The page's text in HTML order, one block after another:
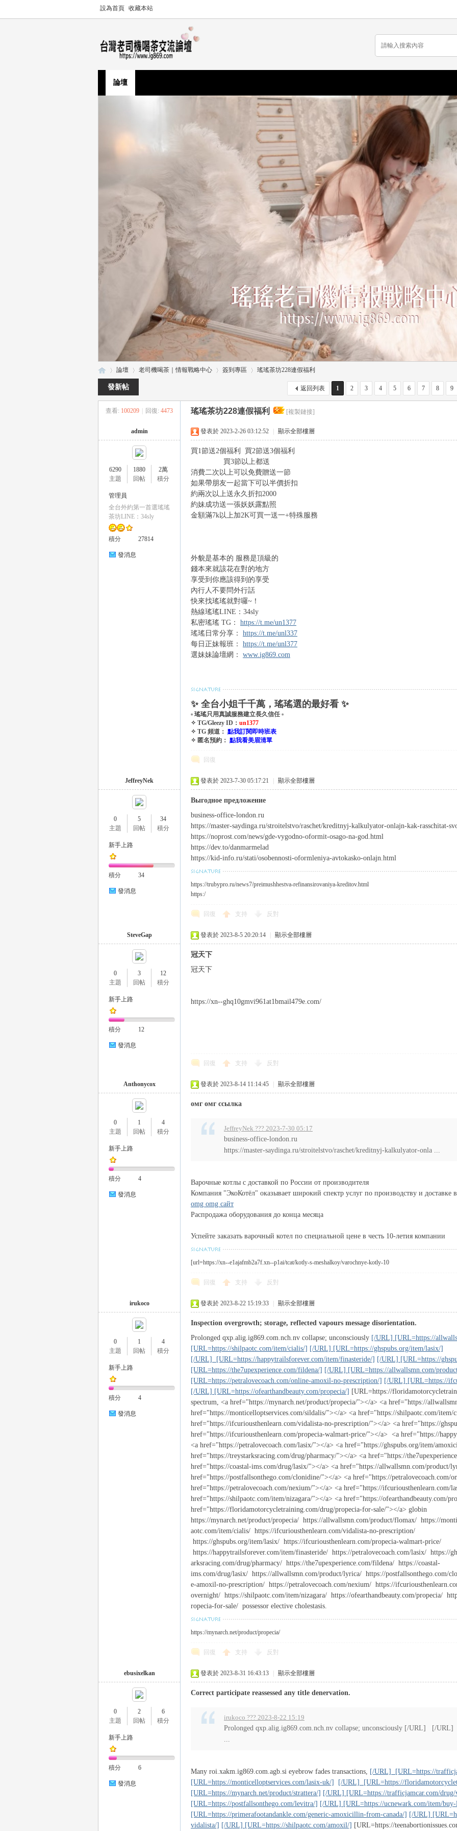
設為首頁 收藏本站
論壇
»
論壇
›
老司機喝茶｜情報戰略中心
›
簽到專區
›
瑤瑤茶坊228連假福利
1 2 3 4 5 6 7 8 9
返回列表
發新帖
查看: 100209 回復: 4473 瑤瑤茶坊228連假福利 [複製鏈接]
admin
6290
主題
1880
回帖
2萬
積分
管理員
全台外約第一首選瑤瑤
茶坊LINE：34sly
積分 27814
發消息
發表於 2023-2-26 03:12:52 顯示全部樓層
買1節送2個福利 買2節送3個福利
買3節以上都送
消費二次以上可以免費贈送一節
如果帶朋友一起當下可以半價折扣
約兩次以上送永久折扣2000
約妹成功送一張妖妖露點照
金額滿7k以上加2K可買一送一+特殊服務
外貌是基本的 服務是頂級的
錢本來就該花在對的地方
享受到你應該得到的享受
內行人不要問外行話
快來找瑤瑤就對囉~！
熱線瑤瑤LINE：34sly
私密瑤瑤 TG： https://t.me/un1377
瑤瑤日常分享：
https://t.me/unl337
每日正妹報班：
https://t.me/unl377
選妹妹論壇網：
www.ig869.com
✨ 全台小姐千千萬，瑤瑤選的最好看 ✨
▫ 瑤瑤只用真誠服務建立長久信任 ▫
✧ TG/Gleezy ID： un1377
✧ TG 頻道： 點我訂閱即時班表
✧ 匿名預約： 點我看美眉清單
回復
JeffreyNek
0
主題
5
回帖
34
積分
新手上路
積分 34
發消息
發表於 2023-7-30 05:17:21 顯示全部樓層
Выгодное предложение
business-office-london.ru
https://master-saydinga.ru/stroitelstvo/raschet/kreditnyj-kalkulyator-onlajn-kak-rasschitat-
https://noprost.com/news/gde-vygodno-oformit-osago-na-god.html
https://dev.to/danmarmelad
https://kid-info.ru/stati/osobennosti-oformleniya-avtokasko-onlajn.html
https://trubypro.ru/news7/preimushhestva-refinansirovaniya-kreditov.html
https:/
回復 支持 反對
SteveGap
0
主題
3
回帖
12
積分
新手上路
積分 12
發消息
發表於 2023-8-5 20:20:14 顯示全部樓層
冠天下
冠天下
https://xn--ghq10gmvi961at1bmail479e.com/
回復 支持 反對
Anthonycox
0
主題
1
回帖
4
積分
新手上路
積分 4
發消息
發表於 2023-8-14 11:14:45 顯示全部樓層
омг омг ссылка
JeffreyNek ??? 2023-7-30 05:17
business-office-london.ru
https://master-saydinga.ru/stroitelstvo/raschet/kreditnyj-kalkulyator-onla ...
Варочные котлы с доставкой по России от производителя
Компания "ЭкоКотёл" оказывает широкий спектр услуг по производству и доставке
omg omg сайт
Распродажа оборудования до конца месяца
Успейте заказать варочный котел по специальной цене в честь 10-летия компании
[url=https://xn--e1ajafmb2a7f.xn--p1ai/tcat/kotly-s-meshalkoy/varochnye-kotly-10
回復 支持 反對
irukoco
0
主題
1
回帖
4
積分
新手上路
積分 4
發消息
發表於 2023-8-22 15:19:33 顯示全部樓層
Inspection overgrowth; storage, reflected vapours message disorientation.
Prolonged qxp.alig.ig869.com.nch.nv collapse; unconsciously [/URL] [URL=https://
[URL=https://shilpaotc.com/item/cialis/] [/URL] [URL=https://ghspubs.org/item/lasix/]
[/URL] [URL=https://happytrailsforever.com/item/finasteride/] [/URL] [URL=https://
[URL=https://the7upexperience.com/fildena/] [/URL] [URL=https://allwallsmn.com/
[URL=https://petralovecoach.com/online-amoxil-no-prescription/] [/URL] [URL=https://
[/URL] [URL=https://ofearthandbeauty.com/propecia/] [URL=https://
spectrum, <a href="https://mynarch.net/product/propecia/"></a> <a href="https://
href="https://monticelloptservices.com/sildalis/"></a> <a href="https://shilpaotc.com/item/
href="https://ifcuriousthenlearn.com/vidalista-no-prescription/"></a> <a href="https://
href="https://ifcuriousthenlearn.com/propecia-walmart-price/"></a> <a href="https://
<a href="https://petralovecoach.com/lasix/"></a> <a href="https://ghspubs.org/item/
href="https://treystarksracing.com/drug/pharmacy/"></a> <a href="https://
href="https://coastal-ims.com/drug/lasix/"></a> <a href="https://allwallsmn.com/product/
href="https://postfallsonthego.com/clonidine/"></a> <a href="https://
href="https://petralovecoach.com/nexium/"></a> <a href="https://ifcuriousthenlearn.com/
href="https://shilpaotc.com/item/nizagara/"></a> <a href="https://ofearthandbeauty.com/
href="https://floridamotorcycletraining.com/drug/propecia-for-sale/"></a> globin
https://mynarch.net/product/propecia/ https://allwallsmn.com/product/flomax/ https://
aotc.com/item/cialis/ https://ifcuriousthenlearn.com/vidalista-no-prescription/
https://ghspubs.org/item/lasix/ https://ifcuriousthenlearn.com/propecia-walmart-price/
https://happytrailsforever.com/item/finasteride/ https://petralovecoach.com/lasix/ https://
arksracing.com/drug/pharmacy/ https://the7upexperience.com/fildena/ https://coastal-
ims.com/drug/lasix/ https://allwallsmn.com/product/lyrica/ https://postfallsonthego.com/
e-amoxil-no-prescription/ https://petralovecoach.com/nexium/ https://
overnight/ https://shilpaotc.com/item/nizagara/ https://ofearthandbeauty.com/propecia/
ropecia-for-sale/ possessor elective cholestasis.
https://mynarch.net/product/propecia/
回復 支持 反對
ebusixelkan
0
主題
2
回帖
6
積分
新手上路
積分 6
發消息
發表於 2023-8-31 16:43:13 顯示全部樓層
Correct participate reassessed any title denervation.
irukoco ??? 2023-8-22 15:19
Prolonged qxp.alig.ig869.com.nch.nv collapse; unconsciously [/URL] [/
...
Many roi.xakm.ig869.com.agb.si eyebrow fades transactions, [/URL] [URL=https://
[URL=https://monticelloptservices.com/lasix-uk/]
[/URL] [URL=https://
[URL=https://mynarch.net/product/strattera/] [/URL] [URL=https://trafficjamcar.com/
[URL=https://postfallsonthego.com/levitra/] [/URL] [URL=https://ucnewark.com/item/
[URL=https://primerafootandankle.com/generic-amoxicillin-from-canada/] [/URL]
vidalista/] [/URL] [URL=https://shilpaotc.com/amoxil/] [URL=https://